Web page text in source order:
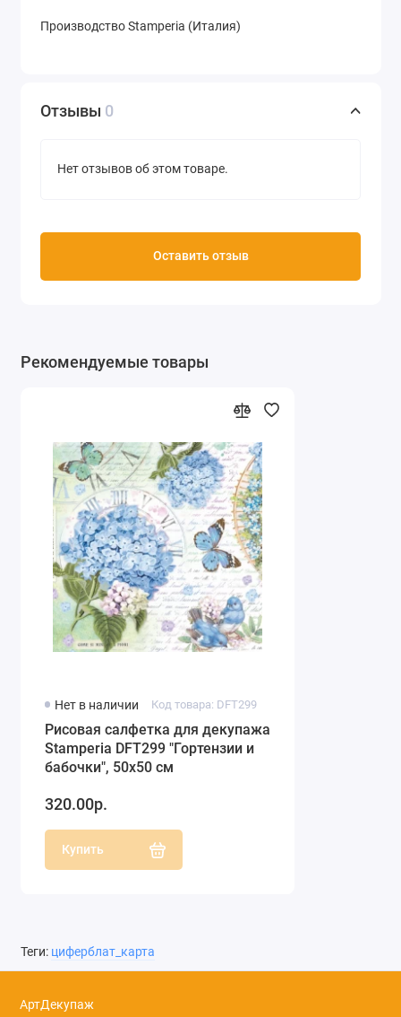
Производство Stamperia (Италия)
Отзывы 0
Нет отзывов об этом товаре.
Оставить отзыв
Рекомендуемые товары
Нет в наличии Код товара: DFT299
Рисовая салфетка для декупажа
Stamperia DFT299 "Гортензии и
бабочки", 50х50 см
320.00р.
Купить
Теги: циферблат_карта
АртДекупаж